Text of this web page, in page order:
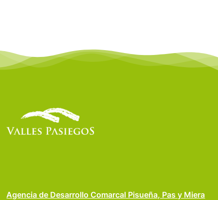
Agencia de Desarrollo Comarcal Pisueña, Pas y Miera